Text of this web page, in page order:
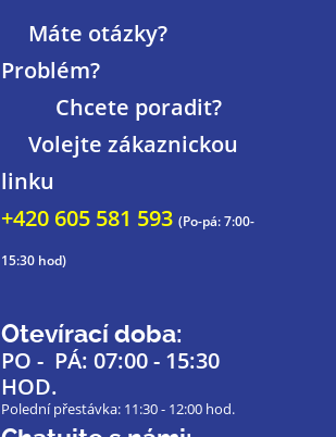
Máte otázky?
Problém?
Chcete poradit?
Volejte zákaznickou
linku
+420 605 581 593 (Po-pá: 7:00-
15:30 hod)
Otevírací doba:
PO - PÁ: 07:00 - 15:30
HOD.
Polední přestávka: 11:30 - 12:00 hod.